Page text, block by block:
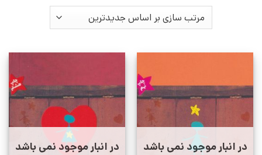
در انبار موجود نمی باشد در انبار موجود نمی باشد